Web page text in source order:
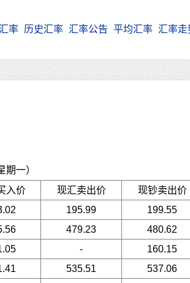
率 历史汇率 汇率公告 平均汇率 汇率走
一）
入价 现汇卖出价
现钞卖出价
195.99
199.55
479.23
480.62
-
160.15
535.51
537.06